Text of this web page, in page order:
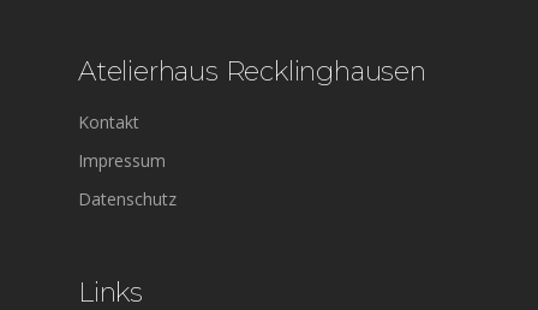
Atelierhaus Recklinghausen
Kontakt
Impressum
Datenschutz
Links